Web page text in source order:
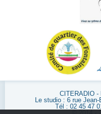
CITERADIO -
Le studio : 6 rue
Tél : 02 45 47